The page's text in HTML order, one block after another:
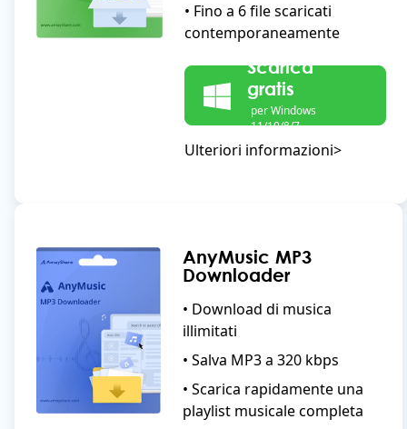
• Fino a 6 file scaricati
contemporaneamente
Scarica
gratis
per Windows
11/10/8/7
Ulteriori informazioni>
AnyMusic MP3
Downloader
• Download di musica
illimitati
• Salva MP3 a 320 kbps
• Scarica rapidamente una
playlist musicale completa